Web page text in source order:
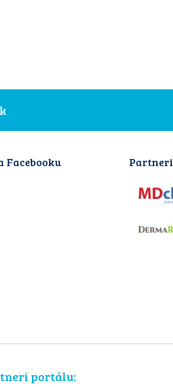
Facebooku Partneri
portálu: